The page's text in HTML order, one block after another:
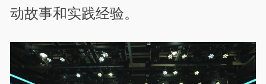
动故事和实践经验。